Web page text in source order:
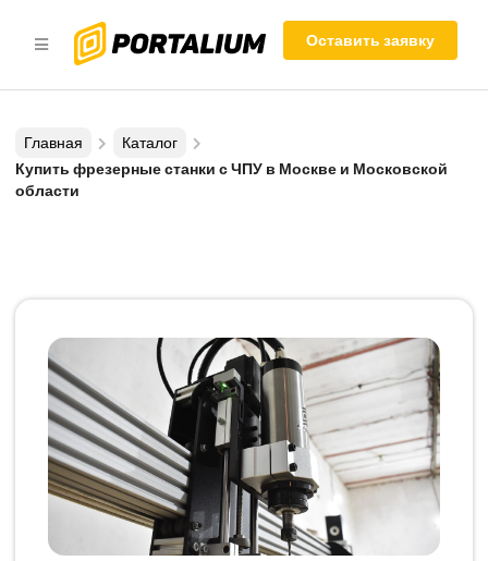
Оставить заявку
Главная
Каталог
Купить фрезерные станки с ЧПУ в Москве и Московской
области